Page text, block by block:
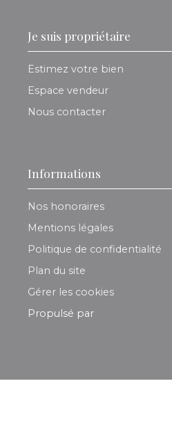
Je suis propriétaire
Estimez votre bien
Espace vendeur
Nous contacter
Informations
Nos honoraires
Mentions légales
Politique de confidentialité
Plan du site
Gérer les cookies
Propulsé par